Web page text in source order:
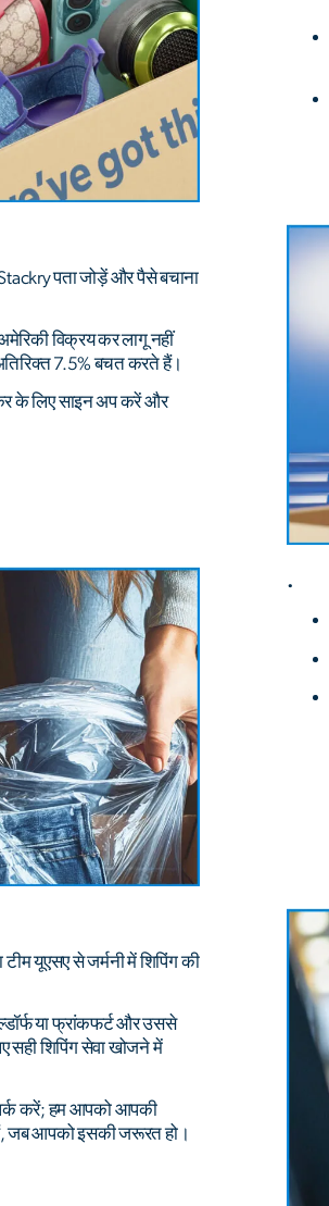
पता जोड़ें और पैसे बचाना
विक्रय कर लागू नहीं
7.5% बचत करते हैं।
के लिए साइन अप करें और
.
टीम यूएसए से जर्मनी में शिपिंग की
या फ्रांकफर्ट और उससे
शिपिंग सेवा खोजने में
करें; हम आपको आपकी
जब आपको इसकी जरूरत हो।